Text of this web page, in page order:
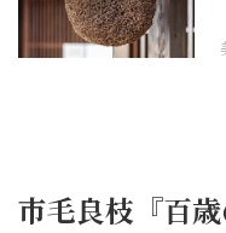
市毛良枝『百